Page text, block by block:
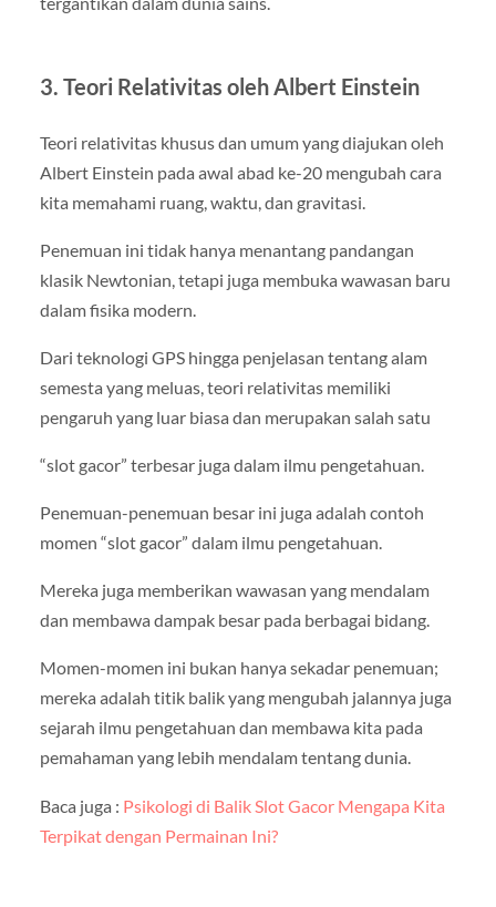
3. Teori Relativitas oleh Albert Einstein
Teori relativitas khusus dan umum yang diajukan oleh
Albert Einstein pada awal abad ke-20 mengubah cara
kita memahami ruang, waktu, dan gravitasi.
Penemuan ini tidak hanya menantang pandangan
klasik Newtonian, tetapi juga membuka wawasan baru
dalam fisika modern.
Dari teknologi GPS hingga penjelasan tentang alam
semesta yang meluas, teori relativitas memiliki
pengaruh yang luar biasa dan merupakan salah satu
“slot gacor” terbesar juga dalam ilmu pengetahuan.
Penemuan-penemuan besar ini juga adalah contoh
momen “slot gacor” dalam ilmu pengetahuan.
Mereka juga memberikan wawasan yang mendalam
dan membawa dampak besar pada berbagai bidang.
Momen-momen ini bukan hanya sekadar penemuan;
mereka adalah titik balik yang mengubah jalannya juga
sejarah ilmu pengetahuan dan membawa kita pada
pemahaman yang lebih mendalam tentang dunia.
Baca juga : Psikologi di Balik Slot Gacor Mengapa Kita
Terpikat dengan Permainan Ini?